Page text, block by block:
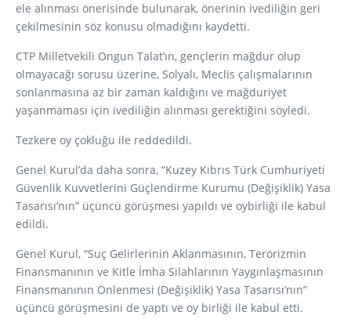
ele alınması önerisinde bulunarak, önerinin ivediliğin geri
çekilmesinin söz konusu olmadığını kaydetti.
CTP Milletvekili Ongun Talat’ın, gençlerin mağdur olup
olmayacağı sorusu üzerine, Solyalı, Meclis çalışmalarının
sonlanmasına az bir zaman kaldığını ve mağduriyet
yaşanmaması için ivediliğin alınması gerektiğini söyledi.
Tezkere oy çokluğu ile reddedildi.
Genel Kurul’da daha sonra, “Kuzey Kıbrıs Türk Cumhuriyeti
Güvenlik Kuvvetlerini Güçlendirme Kurumu (Değişiklik) Yasa
Tasarısı’nın” üçüncü görüşmesi yapıldı ve oybirliği ile kabul
edildi.
Genel Kurul, “Suç Gelirlerinin Aklanmasının, Terörizmin
Finansmanının ve Kitle İmha Silahlarının Yaygınlaşmasının
Finansmanının Önlenmesi (Değişiklik) Yasa Tasarısı’nın”
üçüncü görüşmesini de yaptı ve oy birliği ile kabul etti.